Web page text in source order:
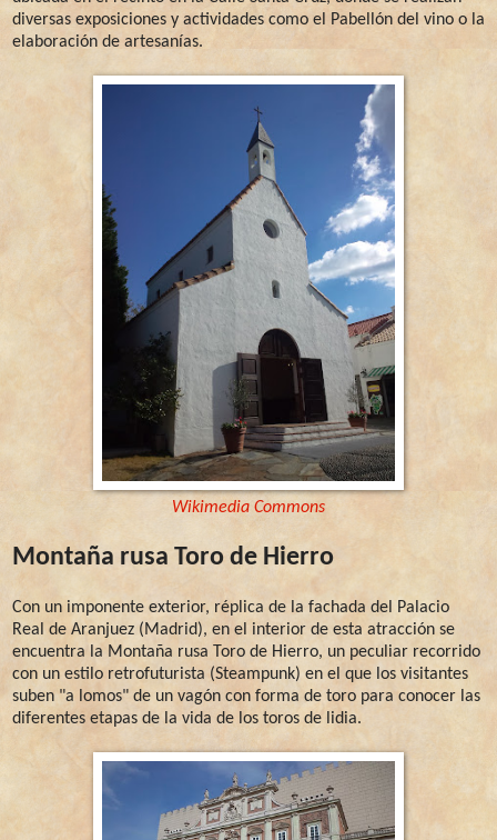
diversas exposiciones y actividades como el Pabellón del vino o la
elaboración de artesanías.
Wikimedia Commons
Montaña rusa Toro de Hierro
Con un imponente exterior, réplica de la fachada del Palacio
Real de Aranjuez (Madrid), en el interior de esta atracción se
encuentra la Montaña rusa Toro de Hierro, un peculiar recorrido
con un estilo retrofuturista (Steampunk) en el que los visitantes
suben "a lomos" de un vagón con forma de toro para conocer las
diferentes etapas de la vida de los toros de lidia.